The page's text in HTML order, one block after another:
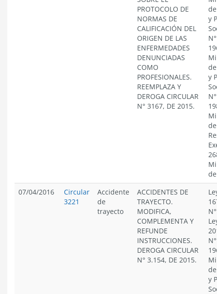
PROTOCOLO DE
NORMAS DE
CALIFICACIÓN DEL
ORIGEN DE LAS
ENFERMEDADES
DENUNCIADAS
COMO
PROFESIONALES.
REEMPLAZA Y
DEROGA CIRCULAR
N° 3167, DE 2015.
y
y
07/04/2016
Circular
3221
Accidente
de
trayecto
ACCIDENTES DE
TRAYECTO.
MODIFICA,
COMPLEMENTA Y
REFUNDE
INSTRUCCIONES.
DEROGA CIRCULAR
N° 3.154, DE 2015.
y